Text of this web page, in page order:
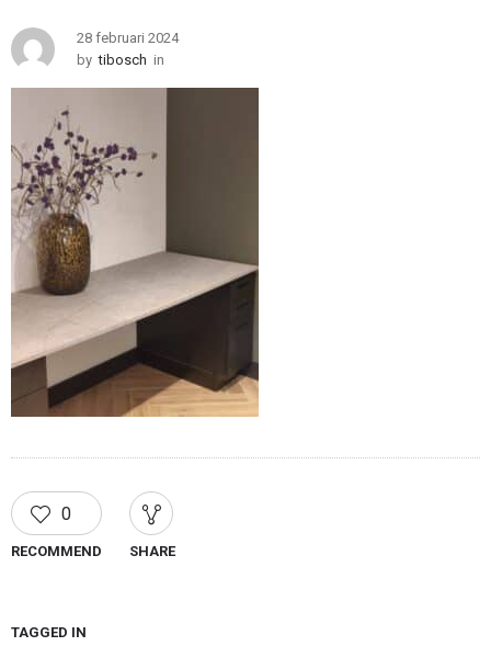
28 februari 2024
by tibosch in
0
RECOMMEND SHARE
TAGGED IN